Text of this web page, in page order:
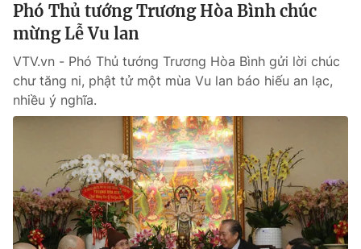
Phó Thủ tướng Trương Hòa Bình chúc
mừng Lễ Vu lan
VTV.vn - Phó Thủ tướng Trương Hòa Bình gửi lời chúc
chư tăng ni, phật tử một mùa Vu lan báo hiếu an lạc,
nhiều ý nghĩa.